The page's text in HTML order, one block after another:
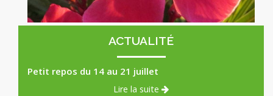
Laurier Rose Papa Gambetta rouge Corail
ACTUALITÉ
Petit repos du 14 au 21 juillet
Lire la suite